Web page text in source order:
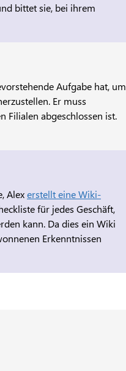
bittet sie, bei ihrem
Aufgabe hat, um
Er muss
Filialen abgeschlossen ist.
Alexerstellt eine Wiki-
für jedes Geschäft,
kann. Da dies ein Wiki
Erkenntnissen